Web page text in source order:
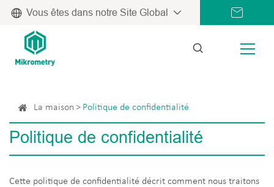
Vous êtes dans notre Site Global
La maison Politique de confidentialité
Politique de confidentialité
Cette politique de confidentialité décrit comment nous traitons